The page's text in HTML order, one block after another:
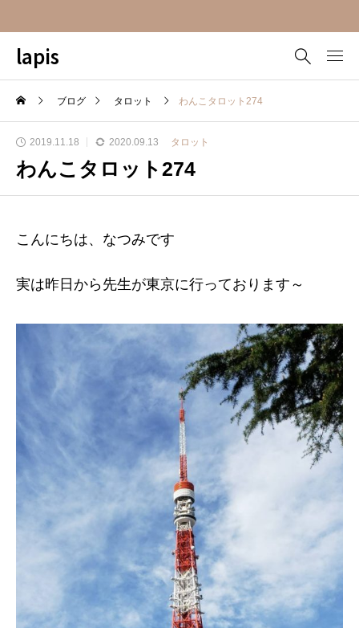
lapis
ブログ タロット わんこタロット274
2019.11.18 2020.09.13 タロット
わんこタロット274
こんにちは、なつみです
実は昨日から先生が東京に行っております～